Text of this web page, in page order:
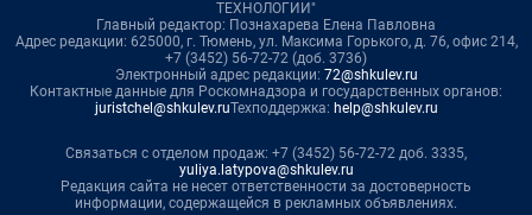
ТЕХНОЛОГИИ"
Главный редактор: Познахарева Елена Павловна
Адрес редакции: 625000, г. Тюмень, ул. Максима Горького, д. 76, офис 214,
+7 (3452) 56-72-72 (доб. 3736)
Электронный адрес редакции: 72@shkulev.ru
Контактные данные для Роскомнадзора и государственных органов:
juristchel@shkulev.ruТехподдержка: help@shkulev.ru
Связаться с отделом продаж: +7 (3452) 56-72-72 доб. 3335,
yuliya.latypova@shkulev.ru
Редакция сайта не несет ответственности за достоверность
информации, содержащейся в рекламных объявлениях.